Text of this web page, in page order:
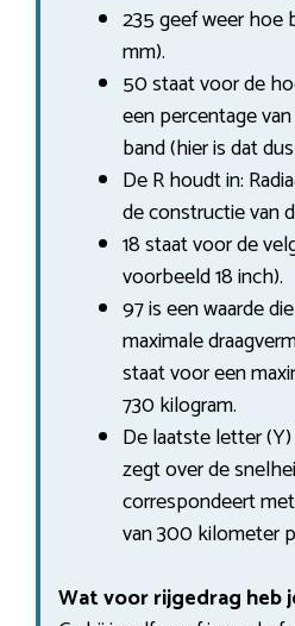
235 geef weer hoe
mm).
50 staat voor de
een percentage
band (hier is dat
De R houdt in:
de constructie van
18 staat voor de
voorbeeld 18 inch).
97 is een waarde
maximale
staat voor een
730 kilogram.
De laatste letter
zegt over de
correspondeert
van 300 kilometer
Wat voor rijgedrag heb